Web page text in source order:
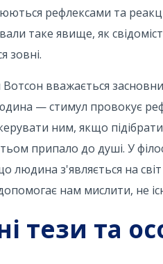
рефлексами та
таке явище, як
зовні.
вважається
— стимул провокує
ним, якщо
припало до душі. У
людина з'являється на
допомогає нам мислити, не
тези та